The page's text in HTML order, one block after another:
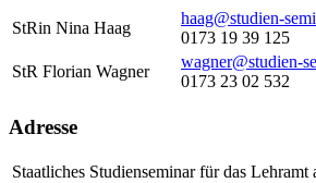
StRin Nina Haag
haag@studien-
0173 19 39 125
StR Florian Wagner
wagner@studien-
0173 23 02 532
Adresse
Staatliches Studienseminar für das